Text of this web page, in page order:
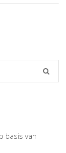
basis van